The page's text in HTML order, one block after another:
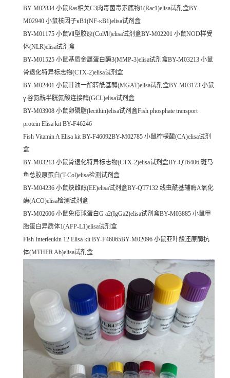
BY-M02834 小鼠Ras相关C3肉毒菌毒素底物1(Rac1)elisa试剂盒BY-
M02940 小鼠核因子κB1(NF-κB1)elisa试剂盒
BY-M01175 小鼠Ⅶ型胶原(ColⅦ)elisa试剂盒BY-M02201 小鼠NOD样受
体(NLR)elisa试剂盒
BY-M01525 小鼠基质金属蛋白酶3(MMP-3)elisa试剂盒BY-M03213 小鼠
骨退化特异标志物(CTX-2)elisa试剂盒
BY-M02401 小鼠甘油一酯转酰基酶(MGAT)elisa试剂盒BY-M03173 小鼠
γ 谷氨酰半胱氨酸连接酶(GCL)elisa试剂盒
BY-M03908 小鼠卵磷脂(lecithin)elisa试剂盒Fish phosphate transport
protein Elisa kit BY-F46246
Fish Vitamin A Elisa kit BY-F46092BY-M02785 小鼠柠檬酸(CA)elisa试剂
盒
BY-M03213 小鼠骨退化特异标志物(CTX-2)elisa试剂盒BY-QT6406 斑马
鱼总胶原蛋白(T-Col)elisa检测试剂盒
BY-M04236 小鼠炔雌醇(EE)elisa试剂盒BY-QT7132 线虫酰基辅酶A氧化
酶(ACO)elisa检测试剂盒
BY-M02606 小鼠免疫球蛋白G a2(IgGa2)elisa试剂盒BY-M03885 小鼠甲
胎蛋白异质体1(AFP-L1)elisa试剂盒
Fish Interleukin 12 Elisa kit BY-F46065BY-M02096 小鼠亚叶酸还原酶抗
体(MTHFR Ab)elisa试剂盒